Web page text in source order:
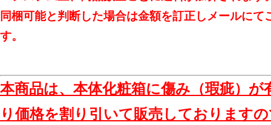
同梱可能と判断した場合は金額を訂正しメールにて
す。
本商品は、本体化粧箱に傷み（瑕疵）が
り価格を割り引いて販売しております